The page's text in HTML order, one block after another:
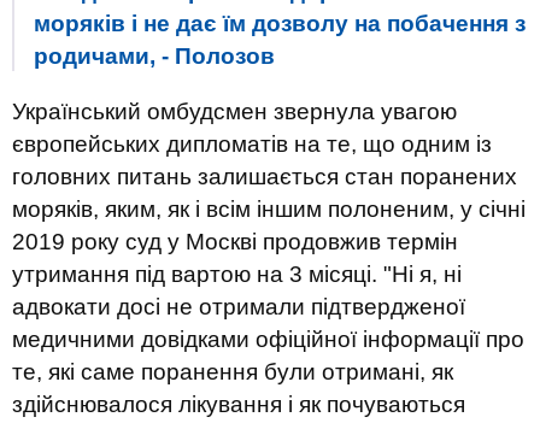
моряків і не дає їм дозволу на побачення з
родичами, - Полозов
Український омбудсмен звернула увагою
європейських дипломатів на те, що одним із
головних питань залишається стан поранених
моряків, яким, як і всім іншим полоненим, у січні
2019 року суд у Москві продовжив термін
утримання під вартою на 3 місяці. "Ні я, ні
адвокати досі не отримали підтвердженої
медичними довідками офіційної інформації про
те, які саме поранення були отримані, як
здійснювалося лікування і як почуваються